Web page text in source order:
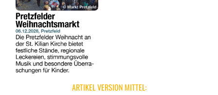
ARTIKEL VERSION MITTEL: